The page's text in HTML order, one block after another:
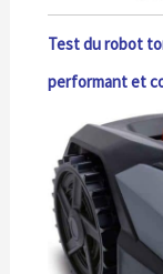
Test du robot
performant et